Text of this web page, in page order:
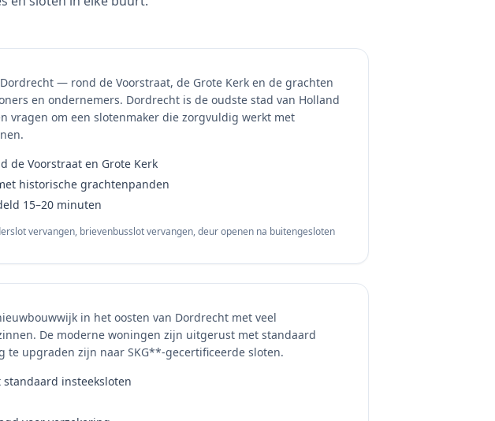
— rond de Voorstraat, de Grote Kerk en de grachten
en ondernemers. Dordrecht is de oudste stad van Holland
vragen om een slotenmaker die zorgvuldig werkt met
de Voorstraat en Grote Kerk
historische grachtenpanden
15–20 minuten
vervangen, brievenbusslot vervangen, deur openen na buitengesloten
in het oosten van Dordrecht met veel
De moderne woningen zijn uitgerust met standaard
te upgraden zijn naar SKG**-gecertificeerde sloten.
insteeksloten